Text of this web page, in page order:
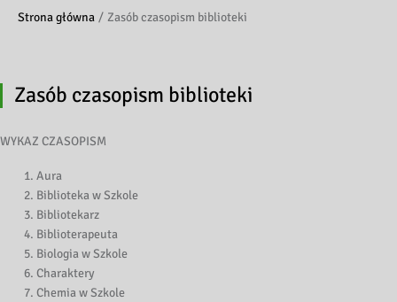
Strona główna Zasób czasopism biblioteki
Zasób czasopism biblioteki
WYKAZ CZASOPISM
Aura
Biblioteka w Szkole
Bibliotekarz
Biblioterapeuta
Biologia w Szkole
Charaktery
Chemia w Szkole